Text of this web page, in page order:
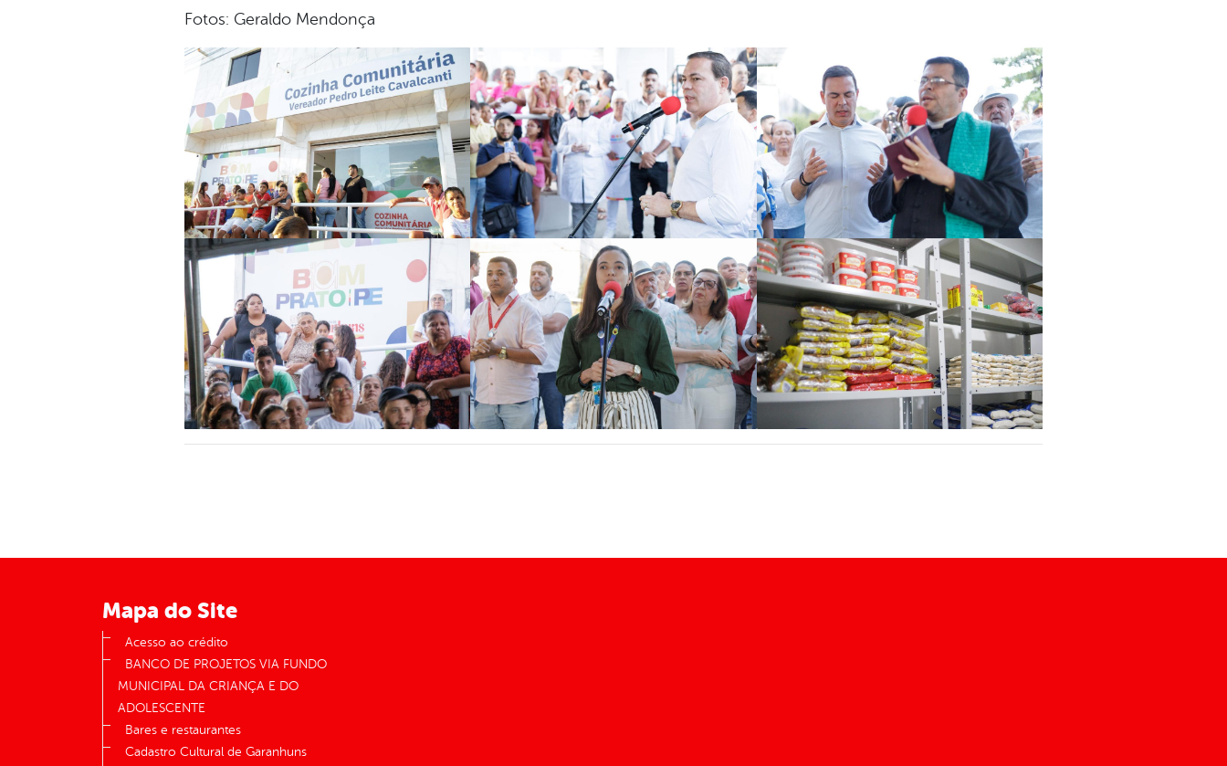
Fotos: Geraldo Mendonça
Mapa do Site
Acesso ao crédito
BANCO DE PROJETOS VIA FUNDO
MUNICIPAL DA CRIANÇA E DO
ADOLESCENTE
Bares e restaurantes
Cadastro Cultural de Garanhuns